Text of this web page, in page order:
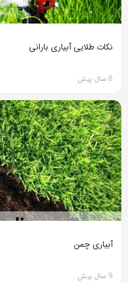
نکات طلایی آبیاری بارانی
8 سال پیش
آبیاری چمن
9 سال پیش